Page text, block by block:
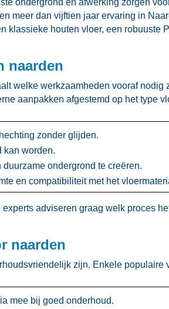
meer dan vijftien jaar ervaring in
klassieke houten vloer, een robuuste
naarden
welke werkzaamheden vooraf nodig
aanpakken afgestemd op het type
zonder glijden.​
kan worden.​
ondergrond te creëren.​
en compatibiliteit met het
adviseren graag welk proces
naarden
zijn.​ Enkele populaire
mee bij goed onderhoud.​